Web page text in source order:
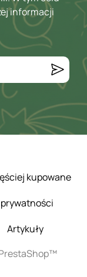
informacji
kupowane
Artykuły